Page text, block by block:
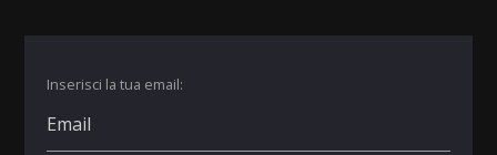
Inserisci la tua email: